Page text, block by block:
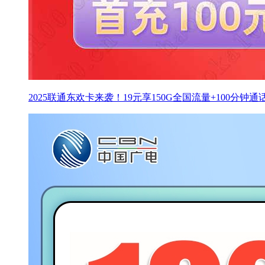
2025联通东欢卡来袭！19元享150G全国流量+100分钟通